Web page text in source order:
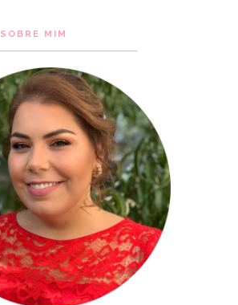
SOBRE MIM